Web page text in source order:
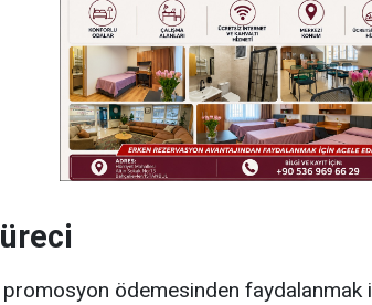
promosyon ödemesinden faydalanmak